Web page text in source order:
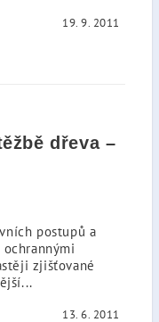
19. 9. 2011
dřeva –
postupů a
zjišťované
13. 6. 2011